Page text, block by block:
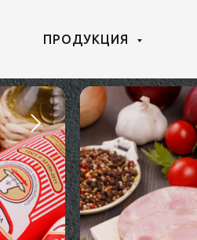
ПРОДУКЦИЯ